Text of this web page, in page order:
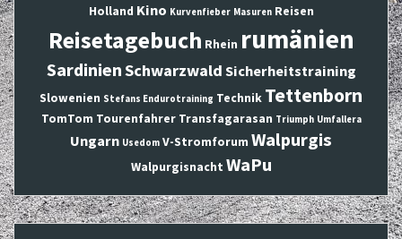
Holland Kino Kurvenfieber Masuren Reisen
Reisetagebuch Rhein rumänien
SardinienSchwarzwald Sicherheitstraining
Slowenien Stefans Endurotraining Technik Tettenborn
TomTom Tourenfahrer Transfagarasan Triumph Umfallera
Ungarn Usedom V-Stromforum Walpurgis
Walpurgisnacht WaPu